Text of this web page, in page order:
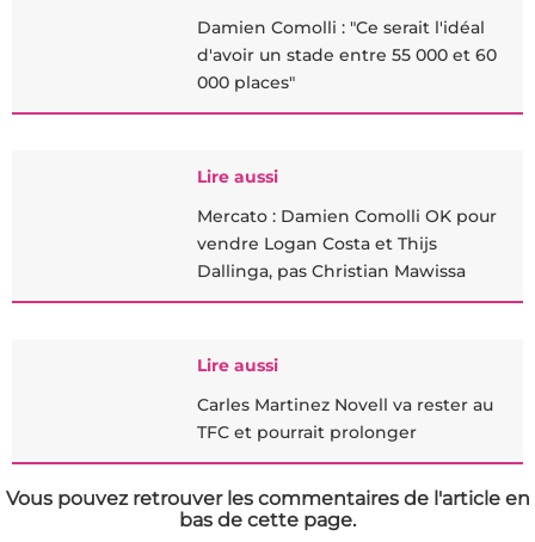
Damien Comolli : "Ce serait l'idéal
d'avoir un stade entre 55 000 et 60
000 places"
Lire aussi
Mercato : Damien Comolli OK pour
vendre Logan Costa et Thijs
Dallinga, pas Christian Mawissa
Lire aussi
Carles Martinez Novell va rester au
TFC et pourrait prolonger
Vous pouvez retrouver les commentaires de l'article en
bas de cette page.